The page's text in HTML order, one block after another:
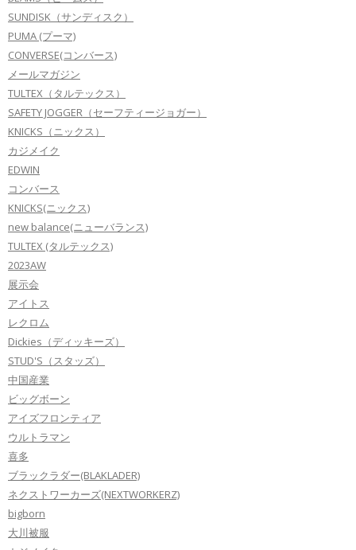
SUNDISK（サンディスク）
PUMA (プーマ)
CONVERSE(コンバース)
メールマガジン
TULTEX（タルテックス）
SAFETY JOGGER（セーフティージョガー）
KNICKS（ニックス）
カジメイク
EDWIN
コンバース
KNICKS(ニックス)
new balance(ニューバランス)
TULTEX (タルテックス)
2023AW
展示会
アイトス
レクロム
Dickies（ディッキーズ）
STUD'S（スタッズ）
中国産業
ビッグボーン
アイズフロンティア
ウルトラマン
喜多
ブラックラダー(BLAKLADER)
ネクストワーカーズ(NEXTWORKERZ)
bigborn
大川被服